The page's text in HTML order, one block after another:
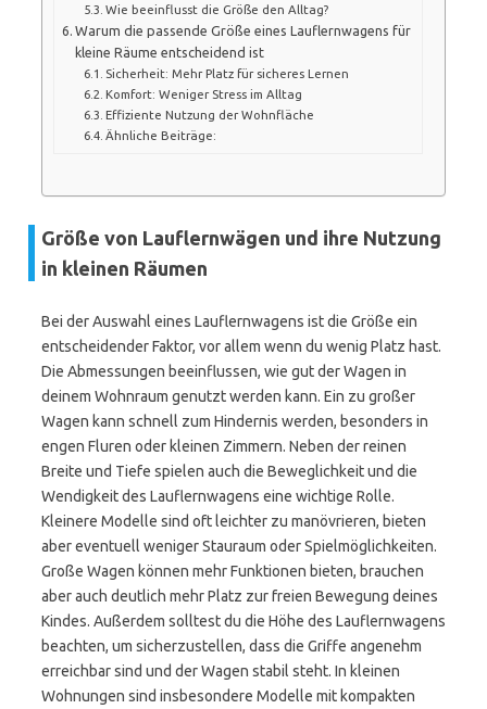
Wie beeinflusst die Größe den Alltag?
Warum die passende Größe eines Lauflernwagens für
kleine Räume entscheidend ist
Sicherheit: Mehr Platz für sicheres Lernen
Komfort: Weniger Stress im Alltag
Effiziente Nutzung der Wohnfläche
Ähnliche Beiträge:
Größe von Lauflernwägen und ihre Nutzung
in kleinen Räumen
Bei der Auswahl eines Lauflernwagens ist die Größe ein
entscheidender Faktor, vor allem wenn du wenig Platz hast.
Die Abmessungen beeinflussen, wie gut der Wagen in
deinem Wohnraum genutzt werden kann. Ein zu großer
Wagen kann schnell zum Hindernis werden, besonders in
engen Fluren oder kleinen Zimmern. Neben der reinen
Breite und Tiefe spielen auch die Beweglichkeit und die
Wendigkeit des Lauflernwagens eine wichtige Rolle.
Kleinere Modelle sind oft leichter zu manövrieren, bieten
aber eventuell weniger Stauraum oder Spielmöglichkeiten.
Große Wagen können mehr Funktionen bieten, brauchen
aber auch deutlich mehr Platz zur freien Bewegung deines
Kindes. Außerdem solltest du die Höhe des Lauflernwagens
beachten, um sicherzustellen, dass die Griffe angenehm
erreichbar sind und der Wagen stabil steht. In kleinen
Wohnungen sind insbesondere Modelle mit kompakten